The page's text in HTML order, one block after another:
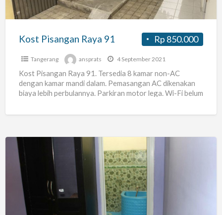
Rp 850.000
Kost Pisangan Raya 91
Tangerang ansprats 4 September 2021
Kost Pisangan Raya 91. Tersedia 8 kamar non-AC
dengan kamar mandi dalam. Pemasangan AC dikenakan
biaya lebih perbulannya. Parkiran motor lega. Wi-Fi belum
Kos2n
Kamar